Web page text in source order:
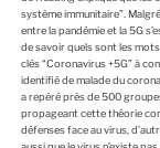
système immunitaire”.
entre la pandémie et la 5G
de savoir quels sont les
clés “Coronavirus +5G” à
identifié de malade du
a repéré près de 500
propageant cette théorie
défenses face au virus,